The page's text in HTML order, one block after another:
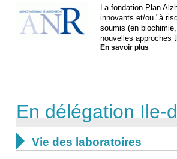
La fondation Plan
innovants et/ou "à
soumis (en
nouvelles approches
En savoir plus
En délégation Ile-
 Vie des laboratoires